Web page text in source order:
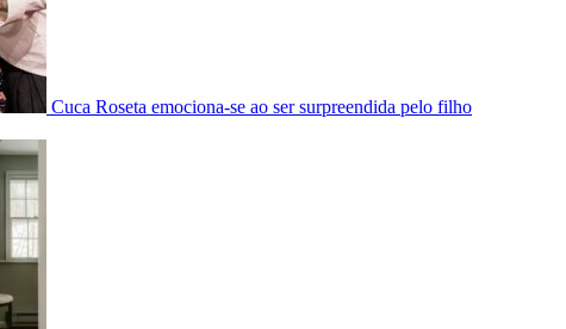
Cuca Roseta emociona-se ao ser surpreendida pelo filho